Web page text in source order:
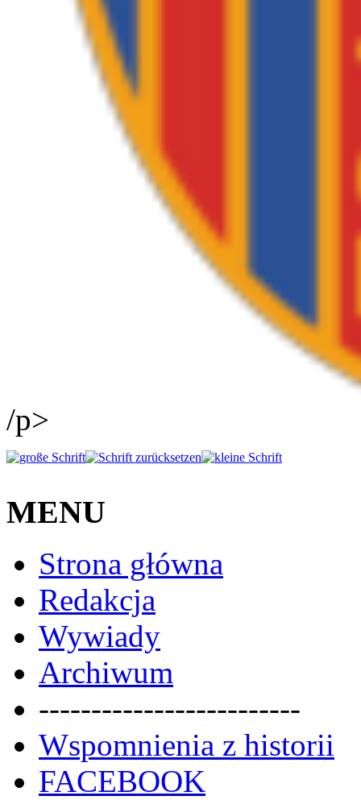
/p>
MENU
Strona główna
Redakcja
Wywiady
Archiwum
-------------------------
Wspomnienia z historii
FACEBOOK